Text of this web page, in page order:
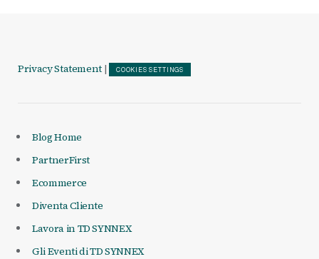
Privacy Statement | COOKIES SETTINGS
Blog Home
PartnerFirst
Ecommerce
Diventa Cliente
Lavora in TD SYNNEX
Gli Eventi di TD SYNNEX